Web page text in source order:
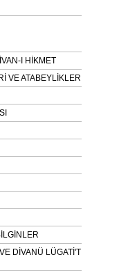
I HİKMET
VE ATABEYLİKLER
DİVANÜ LÜGATİ'T